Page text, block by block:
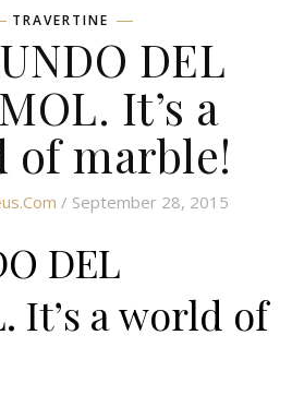
TRAVERTINE
DEL
It’s a
of marble!
/ September 28, 2015
DEL
It’s a world of